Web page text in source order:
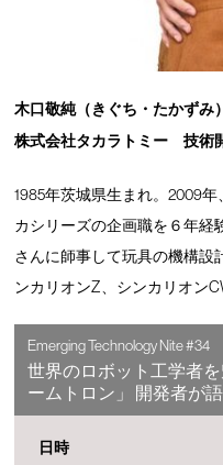
木口敬純（きぐち・たかずみ）
株式会社タカラトミー 技術
1985年茨城県生まれ。2009
カシリーズの企画職を６年経
さんに師事して玩具の機構設
ンカリオンZ、シンカリオン
Emerging Technology Nite #34
世界のロボット工学者
ームトロン」 開発者が
日時